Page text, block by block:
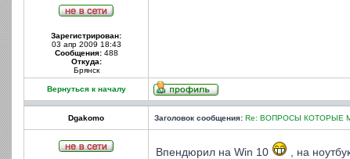
Зарегистрирован:
03 апр 2009 18:43
Сообщения:488
Откуда:
Брянск
Вернуться к началу
Dgakomo Заголовок сообщения: Re: ВОПРОСЫ КОТОРЫЕ
Впендюрил на Win 10 , на